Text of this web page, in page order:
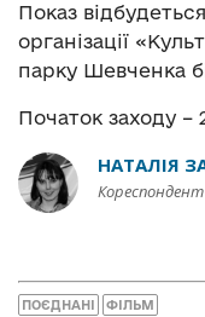
Показ
організації
парку Шевченка
Початок заходу –
НАТАЛІЯ
ПОЄДНАНІ ФІЛЬМ